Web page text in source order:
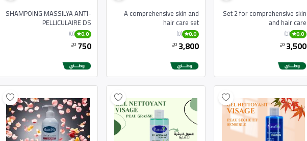
Set 2 for comprehensive skin
and hair care
0.0
(0)
3,500 دج
A comprehensive skin and
hair care set
0.0
(0)
3,800 دج
SHAMPOING MASSILYA ANTI-
PELLICULAIRE DS
0.0
(0)
750 دج